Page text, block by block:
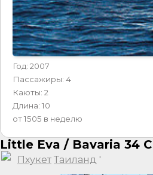
Год: 2007
Пассажиры: 4
Каюты: 2
Длина: 10
от 1505 в неделю
Little Eva / Bavaria 34
Пхукет Таиланд '